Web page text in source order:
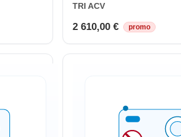
TRI ACV
2 610,00 € promo